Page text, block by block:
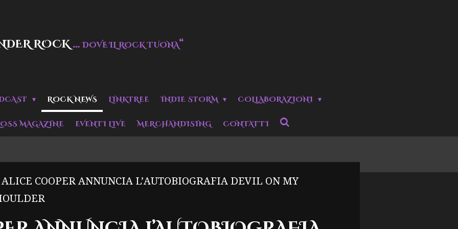
ROCK…DOVE IL ROCK TUONA“
ROCK NEWS LINKTREE INDIE STORM COLLABORAZIONI
MAGAZINE EVENTI LIVE MERCHANDISING CONTATTI
ALICE COOPER ANNUNCIA L’AUTOBIOGRAFIA DEVIL ON MY